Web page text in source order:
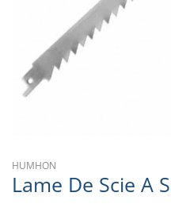
HUMHON
Lame De Scie A